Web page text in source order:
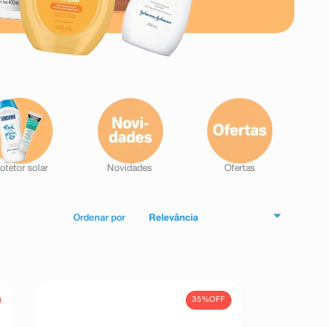
Relevância
35%OFF